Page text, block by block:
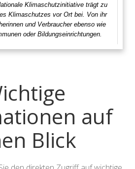
Klimaschutzinitiative trägt zu
Klimaschutzes vor Ort bei. Von ihr
und Verbraucher ebenso wie
oder Bildungseinrichtungen.
auf
Blick